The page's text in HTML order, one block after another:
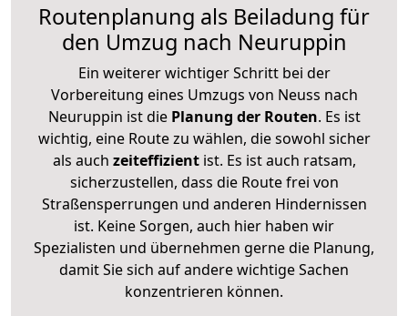
Routenplanung als Beiladung für
den Umzug nach Neuruppin
Ein weiterer wichtiger Schritt bei der
Vorbereitung eines Umzugs von Neuss nach
Neuruppin ist diePlanung der Routen. Es ist
wichtig, eine Route zu wählen, die sowohl sicher
als auch zeiteffizientist. Es ist auch ratsam,
sicherzustellen, dass die Route frei von
Straßensperrungen und anderen Hindernissen
ist. Keine Sorgen, auch hier haben wir
Spezialisten und übernehmen gerne die Planung,
damit Sie sich auf andere wichtige Sachen
konzentrieren können.